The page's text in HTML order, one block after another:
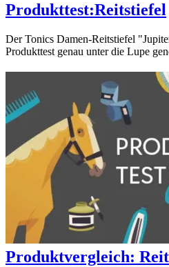
Produkttest:Reitstiefel
Der Tonics Damen-Reitstiefel
Produkttest genau unter die Lupe
Produktvergleich: